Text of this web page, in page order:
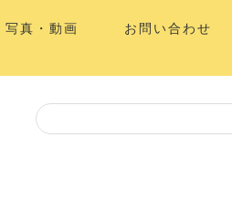
写真・動画 お問い合わせ